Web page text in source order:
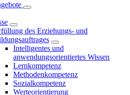
des Erziehungs- und
Intelligentes und
anwendungsorientiertes Wissen
Lernkompetenz
Methodenkompetenz
Sozialkompetenz
Werteorientierung